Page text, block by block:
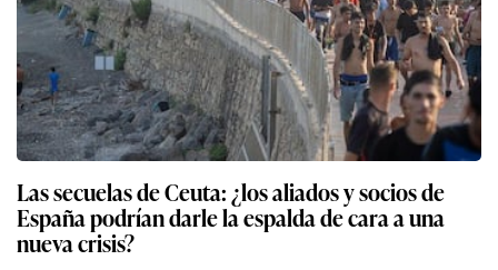
Las secuelas de Ceuta: ¿los aliados y socios de
España podrían darle la espalda de cara a una
nueva crisis?